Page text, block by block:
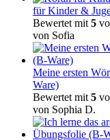
für Kinder &
Bewertet mit 5
von Sofia
Meine ersten
Ware)
Bewertet mit 5
von Sophia D.